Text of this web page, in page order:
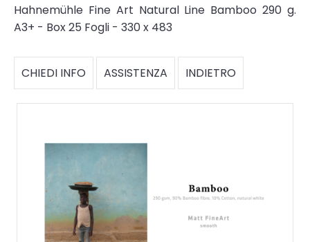
Hahnemühle Fine Art Natural Line Bamboo 290 g.
A3+ - Box 25 Fogli - 330 x 483
CHIEDI INFO ASSISTENZA INDIETRO